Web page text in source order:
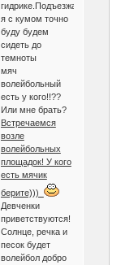
гидрике.Подъезжай
я с кумом точно
буду будем
сидеть до
темноты
мяч
волейбольный
есть у кого!!??
Или мне брать?
Встречаемся
возле
волейбольных
площадок! У кого
есть мячик
берите)))
Девченки
приветствуются!
Солнце, речка и
песок будет
волейбол добро